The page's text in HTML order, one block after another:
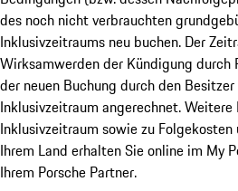
des noch nicht verbrauchten
Inklusivzeitraums neu buchen. Der
Wirksamwerden der Kündigung durch
der neuen Buchung durch den
Inklusivzeitraum angerechnet.
Inklusivzeitraum sowie zu
Ihrem Land erhalten Sie online im My
Ihrem Porsche Partner.